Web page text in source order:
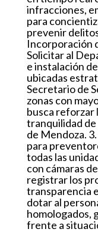
infracciones,
para
prevenir
Incorporación
Solicitar al
e instalación
ubicadas
Secretario de
zonas con
busca reforzar
tranquilidad de
de Mendoza.
para
todas las
con cámaras
registrar los
transparencia
dotar al
homologados,
frente a